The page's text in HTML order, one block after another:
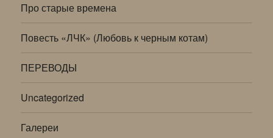
Про старые времена
Повесть «ЛЧК» (Любовь к черным котам)
ПЕРЕВОДЫ
Uncategorized
Галереи